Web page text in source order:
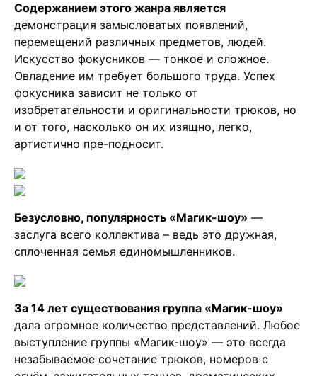
Содержанием этого жанра является
демонстрация замысловатых появлений,
перемещений различных предметов, людей.
Искусство фокусников — тонкое и сложное.
Овладение им требует большого труда. Успех
фокусника зависит не только от
изобретательности и оригинальности трюков, но
и от того, насколько он их изящно, легко,
артистично пре-подносит.
Безусловно, популярность «Магик-шоу» —
заслуга всего коллектива – ведь это дружная,
сплоченная семья единомышленников.
За 14 лет существования группа «Магик-шоу»
дала огромное количество представлений. Любое
выступление группы «Магик-шоу» — это всегда
незабываемое сочетание трюков, номеров с